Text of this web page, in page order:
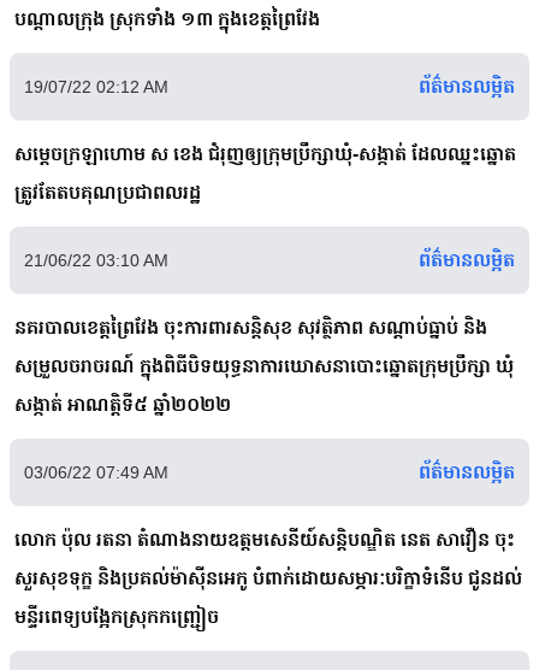
បណ្ដាលក្រុង ស្រុកទាំង ១៣ ក្នុងខេត្តព្រៃវែង
19/07/22 02:12 AM ព័ត៌មានលម្អិត
សម្ដេចក្រឡាហោម ស ខេង ជំរុញឲ្យក្រុមប្រឹក្សាឃុំ-សង្កាត់ ដែលឈ្នះឆ្នោត
ត្រូវតែតបគុណប្រជាពលរដ្ឋ
21/06/22 03:10 AM ព័ត៌មានលម្អិត
នគរបាលខេត្តព្រៃវែង ចុះការពារសន្ដិសុខ សុវត្ថិភាព សណ្ដាប់ធ្នាប់ និង
សម្រួលចរាចរណ៍ ក្នុងពិធីបិទយុទ្ធនាការឃោសនាបោះឆ្នោតក្រុមប្រឹក្សា ឃុំ
សង្កាត់ អាណត្តិទី៥ ឆ្នាំ២០២២
03/06/22 07:49 AM ព័ត៌មានលម្អិត
លោក ប៉ុល រតនា តំណាងនាយឧត្តមសេនីយ៍សន្តិបណ្ឌិត នេត សាវឿន ចុះ
សួរសុខទុក្ខ និងប្រគល់ម៉ាស៊ីនអេកូ បំពាក់ដោយសម្ភារៈបរិក្ខាទំនើប ជូនដល់
មន្ទីរពេទ្យបង្អែកស្រុកកញ្ជ្រៀច